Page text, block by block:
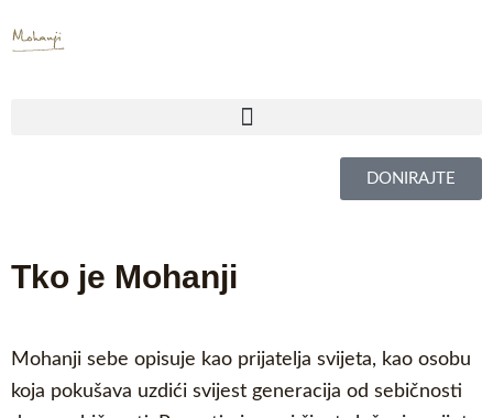
to
DONIRAJTE
Tko je Mohanji
Mohanji sebe opisuje kao prijatelja svijeta, kao osobu
koja pokušava uzdići svijest generacija od sebičnosti